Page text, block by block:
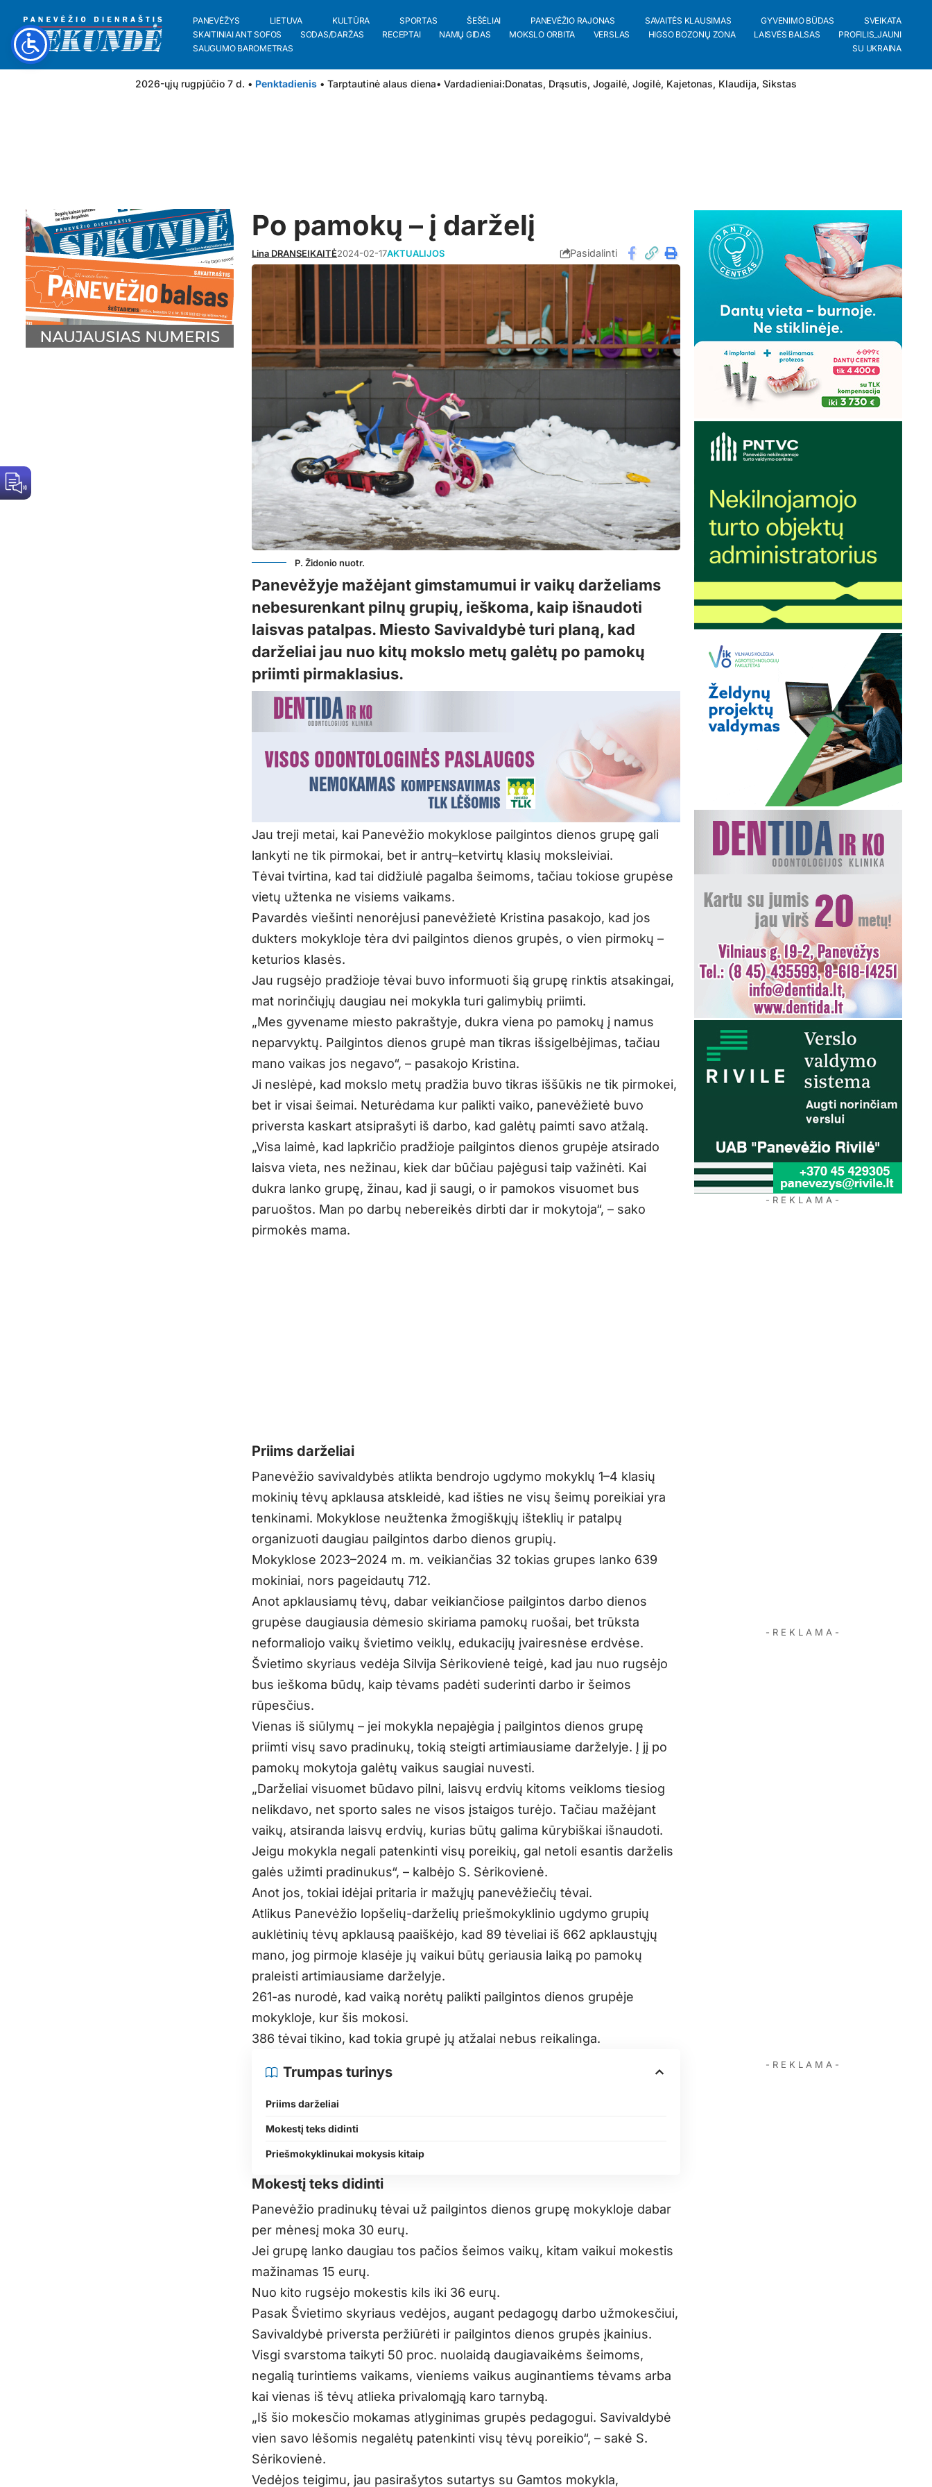
PANEVĖŽYS LIETUVA KULTŪRA SPORTAS ŠEŠĖLIAI PANEVĖŽIO RAJONAS SAVAITĖS KLAUSIMAS GYVENIMO BŪDAS
SVEIKATA
SKAITINIAI ANT SOFOS
SODAS/DARŽAS RECEPTAI NAMŲ GIDAS MOKSLO ORBITA VERSLAS HIGSO BOZONŲ ZONA LAISVĖS BALSAS
PROFILIS_JAUNI
SAUGUMO BAROMETRAS
SU UKRAINA
2026-ųjų rugpjūčio 7 d. • Penktadienis • Tarptautinė alaus diena• Vardadieniai:Donatas, Drąsutis, Jogailė, Jogilė, Kajetonas, Klaudija, Sikstas
Po pamokų – į darželį
Lina DRANSEIKAITĖ2024-02-17AKTUALIJOS Pasidalinti
P. Židonio nuotr.
Panevėžyje mažėjant gimstamumui ir vaikų darželiams
nebesurenkant pilnų grupių, ieškoma, kaip išnaudoti
laisvas patalpas. Miesto Savivaldybė turi planą, kad
darželiai jau nuo kitų mokslo metų galėtų po pamokų
priimti pirmaklasius.
Jau treji metai, kai Panevėžio mokyklose pailgintos dienos grupę gali
lankyti ne tik pirmokai, bet ir antrų–ketvirtų klasių moksleiviai.
Tėvai tvirtina, kad tai didžiulė pagalba šeimoms, tačiau tokiose grupėse
vietų užtenka ne visiems vaikams.
Pavardės viešinti nenorėjusi panevėžietė Kristina pasakojo, kad jos
dukters mokykloje tėra dvi pailgintos dienos grupės, o vien pirmokų –
keturios klasės.
Jau rugsėjo pradžioje tėvai buvo informuoti šią grupę rinktis atsakingai,
mat norinčiųjų daugiau nei mokykla turi galimybių priimti.
„Mes gyvename miesto pakraštyje, dukra viena po pamokų į namus
neparvyktų. Pailgintos dienos grupė man tikras išsigelbėjimas, tačiau
mano vaikas jos negavo“, – pasakojo Kristina.
Ji neslėpė, kad mokslo metų pradžia buvo tikras iššūkis ne tik pirmokei,
bet ir visai šeimai. Neturėdama kur palikti vaiko, panevėžietė buvo
priversta kaskart atsiprašyti iš darbo, kad galėtų paimti savo atžalą.
„Visa laimė, kad lapkričio pradžioje pailgintos dienos grupėje atsirado
laisva vieta, nes nežinau, kiek dar būčiau pajėgusi taip važinėti. Kai
dukra lanko grupę, žinau, kad ji saugi, o ir pamokos visuomet bus
paruoštos. Man po darbų nebereikės dirbti dar ir mokytoja“, – sako
pirmokės mama.
Priims darželiai
Panevėžio savivaldybės atlikta bendrojo ugdymo mokyklų 1–4 klasių
mokinių tėvų apklausa atskleidė, kad išties ne visų šeimų poreikiai yra
tenkinami. Mokyklose neužtenka žmogiškųjų išteklių ir patalpų
organizuoti daugiau pailgintos darbo dienos grupių.
Mokyklose 2023–2024 m. m. veikiančias 32 tokias grupes lanko 639
mokiniai, nors pageidautų 712.
Anot apklausiamų tėvų, dabar veikiančiose pailgintos darbo dienos
grupėse daugiausia dėmesio skiriama pamokų ruošai, bet trūksta
neformaliojo vaikų švietimo veiklų, edukacijų įvairesnėse erdvėse.
Švietimo skyriaus vedėja Silvija Sėrikovienė teigė, kad jau nuo rugsėjo
bus ieškoma būdų, kaip tėvams padėti suderinti darbo ir šeimos
rūpesčius.
Vienas iš siūlymų – jei mokykla nepajėgia į pailgintos dienos grupę
priimti visų savo pradinukų, tokią steigti artimiausiame darželyje. Į jį po
pamokų mokytoja galėtų vaikus saugiai nuvesti.
„Darželiai visuomet būdavo pilni, laisvų erdvių kitoms veikloms tiesiog
nelikdavo, net sporto sales ne visos įstaigos turėjo. Tačiau mažėjant
vaikų, atsiranda laisvų erdvių, kurias būtų galima kūrybiškai išnaudoti.
Jeigu mokykla negali patenkinti visų poreikių, gal netoli esantis darželis
galės užimti pradinukus“, – kalbėjo S. Sėrikovienė.
Anot jos, tokiai idėjai pritaria ir mažųjų panevėžiečių tėvai.
Atlikus Panevėžio lopšelių-darželių priešmokyklinio ugdymo grupių
auklėtinių tėvų apklausą paaiškėjo, kad 89 tėveliai iš 662 apklaustųjų
mano, jog pirmoje klasėje jų vaikui būtų geriausia laiką po pamokų
praleisti artimiausiame darželyje.
261-as nurodė, kad vaiką norėtų palikti pailgintos dienos grupėje
mokykloje, kur šis mokosi.
386 tėvai tikino, kad tokia grupė jų atžalai nebus reikalinga.
Trumpas turinys
Priims darželiai
Mokestį teks didinti
Priešmokyklinukai mokysis kitaip
Mokestį teks didinti
Panevėžio pradinukų tėvai už pailgintos dienos grupę mokykloje dabar
per mėnesį moka 30 eurų.
Jei grupę lanko daugiau tos pačios šeimos vaikų, kitam vaikui mokestis
mažinamas 15 eurų.
Nuo kito rugsėjo mokestis kils iki 36 eurų.
Pasak Švietimo skyriaus vedėjos, augant pedagogų darbo užmokesčiui,
Savivaldybė priversta peržiūrėti ir pailgintos dienos grupės įkainius.
Visgi svarstoma taikyti 50 proc. nuolaidą daugiavaikėms šeimoms,
negalią turintiems vaikams, vieniems vaikus auginantiems tėvams arba
kai vienas iš tėvų atlieka privalomąją karo tarnybą.
„Iš šio mokesčio mokamas atlyginimas grupės pedagogui. Savivaldybė
vien savo lėšomis negalėtų patenkinti visų tėvų poreikio“, – sakė S.
Sėrikovienė.
Vedėjos teigimu, jau pasirašytos sutartys su Gamtos mokykla,
- R E K L A M A -
- R E K L A M A -
- R E K L A M A -